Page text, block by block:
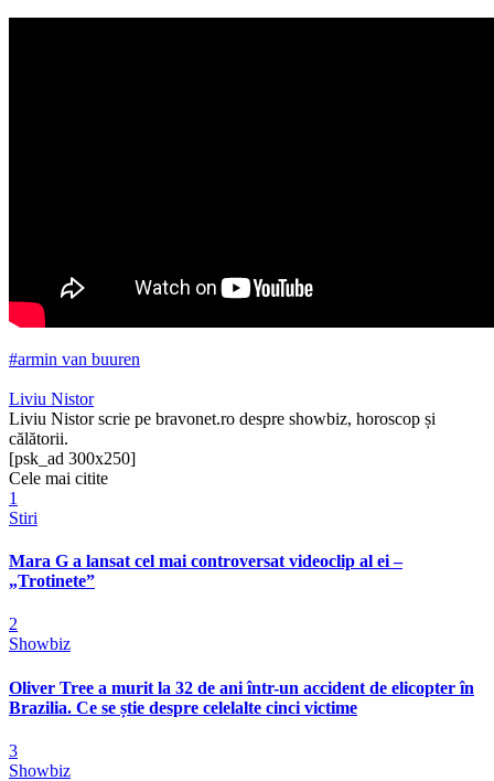
#armin van buuren
Liviu Nistor
Liviu Nistor scrie pe bravonet.ro despre showbiz, horoscop și
călătorii.
[psk_ad 300x250]
Cele mai citite
1
Stiri
Mara G a lansat cel mai controversat videoclip al ei –
„Trotinete”
2
Showbiz
Oliver Tree a murit la 32 de ani într-un accident de elicopter în
Brazilia. Ce se știe despre celelalte cinci victime
3
Showbiz